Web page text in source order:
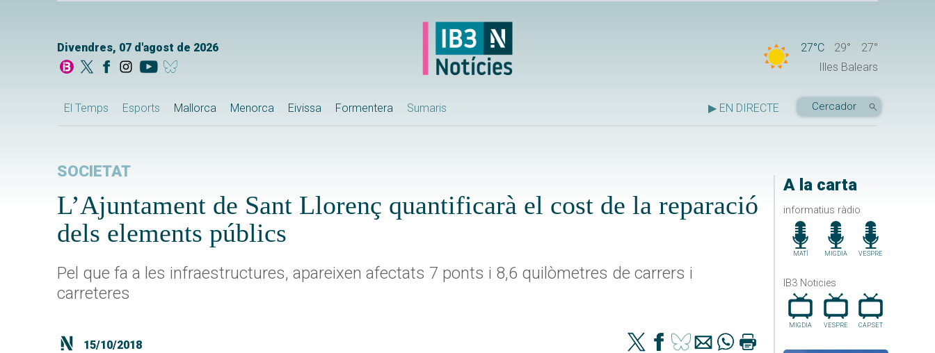
Divendres, 07 d'agost de 2026 27°C 29°
27°
Illes Balears
El Temps Esports Mallorca Menorca Eivissa Formentera Sumaris ▶ EN DIRECTE
A la carta
informatius ràdio
MATÍ MIGDIA VESPRE
IB3 Noticies
MIGDIA VESPRE CAP.SET
SOCIETAT
L’Ajuntament de Sant Llorenç quantificarà el cost de la reparació
dels elements públics
Pel que fa a les infraestructures, apareixen afectats 7 ponts i 8,6 quilòmetres de carrers i
carreteres
15/10/2018